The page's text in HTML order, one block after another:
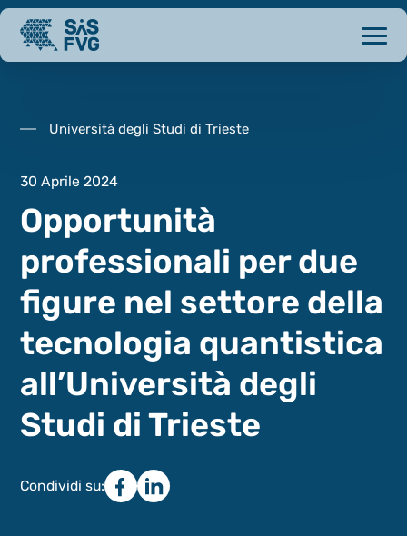
Università degli Studi di Trieste
30 Aprile 2024
Opportunità
professionali per due
figure nel settore della
tecnologia quantistica
all’Università degli
Studi di Trieste
Condividi su: